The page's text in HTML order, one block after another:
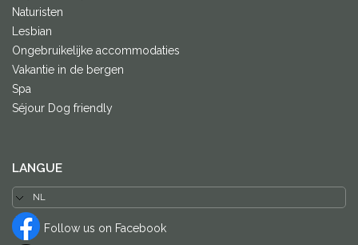
Naturisten
Lesbian
Ongebruikelijke accommodaties
Vakantie in de bergen
Spa
Séjour Dog friendly
LANGUE
Follow us on Facebook